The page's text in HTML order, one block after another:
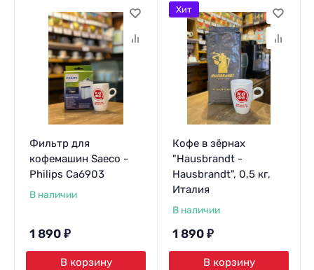
Фильтр для
кофемашин Saeco -
Philips Ca6903
В наличии
1 890 ₽
В корзину
Кофе в зёрнах
"Hausbrandt -
Hausbrandt", 0,5 кг,
Италия
В наличии
1 890 ₽
В корзину
Хит